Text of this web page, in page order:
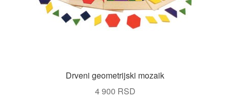
Drveni geometrijski mozaik
4 900 RSD